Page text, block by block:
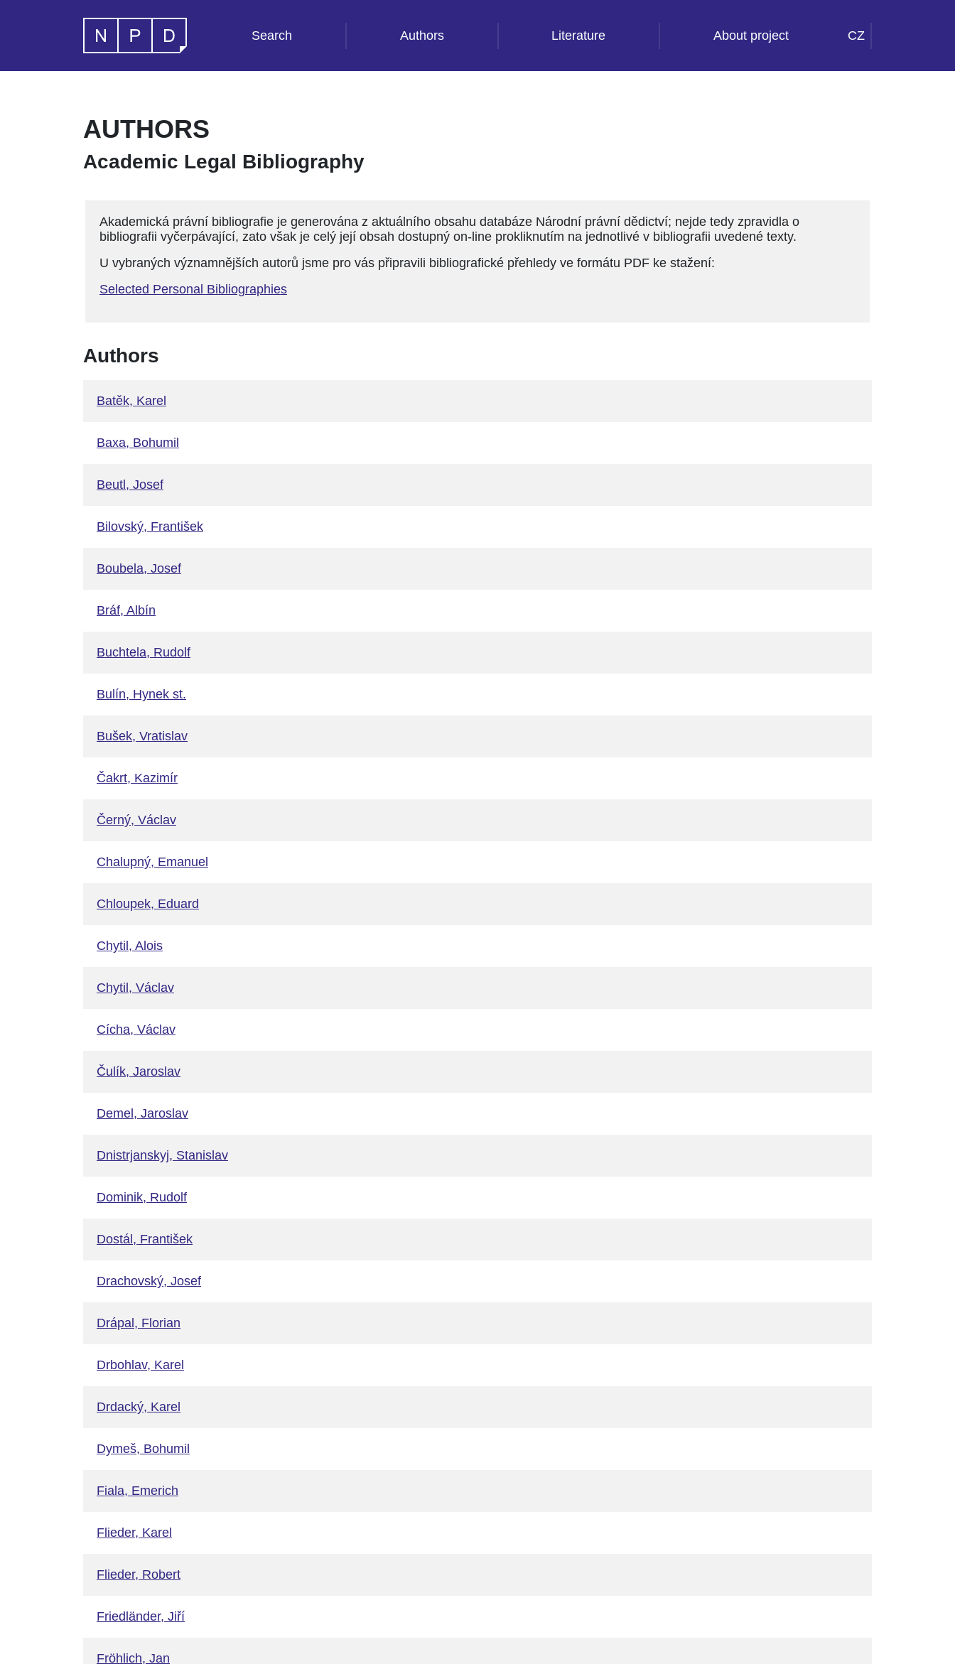
Search Authors Literature About project CZ
AUTHORS
Academic Legal Bibliography
Akademická právní bibliografie je generována z aktuálního obsahu databáze Národní právní dědictví; nejde tedy zpravidla o
bibliografii vyčerpávající, zato však je celý její obsah dostupný on-line prokliknutím na jednotlivé v bibliografii uvedené texty.
U vybraných významnějších autorů jsme pro vás připravili bibliografické přehledy ve formátu PDF ke stažení:
Selected Personal Bibliographies
Authors
Batěk, Karel
Baxa, Bohumil
Beutl, Josef
Bilovský, František
Boubela, Josef
Bráf, Albín
Buchtela, Rudolf
Bulín, Hynek st.
Bušek, Vratislav
Čakrt, Kazimír
Černý, Václav
Chalupný, Emanuel
Chloupek, Eduard
Chytil, Alois
Chytil, Václav
Cícha, Václav
Čulík, Jaroslav
Demel, Jaroslav
Dnistrjanskyj, Stanislav
Dominik, Rudolf
Dostál, František
Drachovský, Josef
Drápal, Florian
Drbohlav, Karel
Drdacký, Karel
Dymeš, Bohumil
Fiala, Emerich
Flieder, Karel
Flieder, Robert
Friedländer, Jiří
Fröhlich, Jan